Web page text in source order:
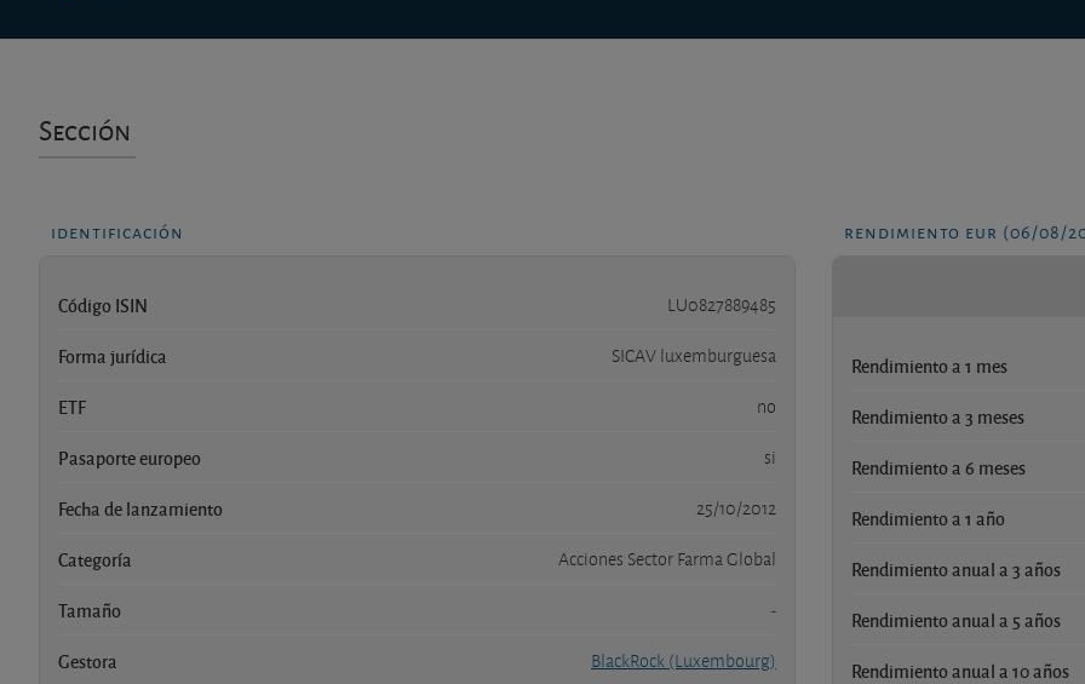
Sección
identificación
Código ISIN LU0827889485
Forma jurídica SICAV luxemburguesa
ETF no
Pasaporte europeo si
Fecha de lanzamiento 25/10/2012
Categoría Acciones Sector Farma Global
Tamaño -
Gestora BlackRock (Luxembourg)
rendimiento eur (06/08/
Rendimiento a 1 mes
Rendimiento a 3 meses
Rendimiento a 6 meses
Rendimiento a 1 año
Rendimiento anual a 3 años
Rendimiento anual a 5 años
Rendimiento anual a 10 años